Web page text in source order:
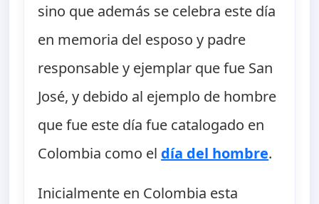
sino que además se celebra este día
en memoria del esposo y padre
responsable y ejemplar que fue San
José, y debido al ejemplo de hombre
que fue este día fue catalogado en
Colombia como el día del hombre.
Inicialmente en Colombia esta